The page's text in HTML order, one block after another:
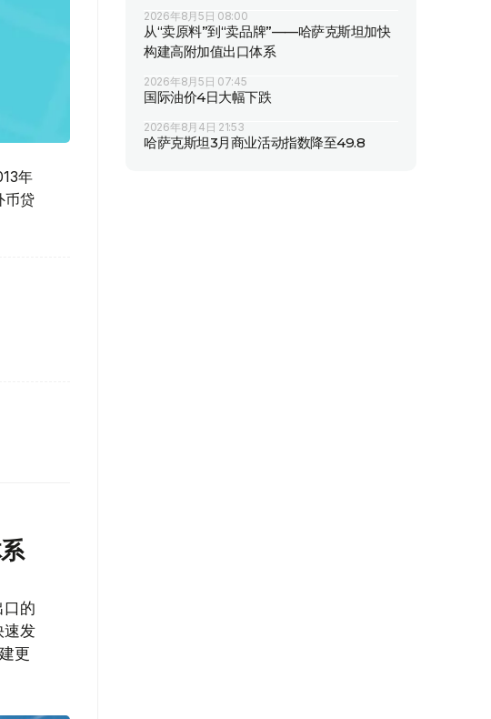
年
币贷
口的
速发
更
2026年8月5日 08:00
从“卖原料”到“卖品牌”——哈萨克斯坦加快
构建高附加值出口体系
2026年8月5日 07:45
国际油价4日大幅下跌
2026年8月4日 21:53
哈萨克斯坦3月商业活动指数降至49.8